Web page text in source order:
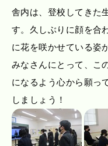
舎内は、登校してきた
す。久しぶりに顔を合
に花を咲かせている姿
みなさんにとって、こ
になるよう心から願っ
しましょう！